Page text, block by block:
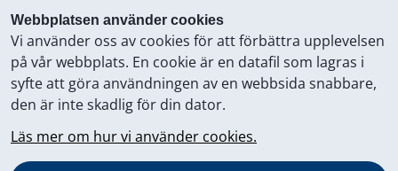
Webbplatsen använder cookies
Vi använder oss av cookies för att förbättra upplevelsen
på vår webbplats. En cookie är en datafil som lagras i
syfte att göra användningen av en webbsida snabbare,
den är inte skadlig för din dator.
Läs mer om hur vi använder cookies.